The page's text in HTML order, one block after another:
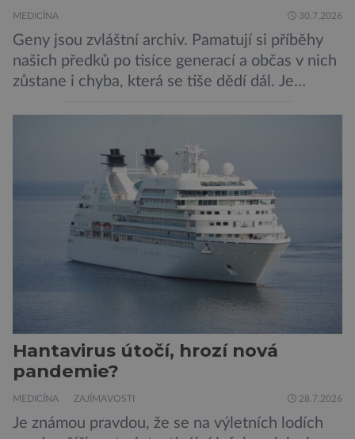
MEDICÍNA 30.7.2026
Geny jsou zvláštní archiv. Pamatují si příběhy
našich předků po tisíce generací a občas v nich
zůstane i chyba, která se tiše dědí dál. Je
jednou rozhodnout o zdraví jeho dítěte. Právě
to je případ řady dědičných onemocnění,
například cystické fibrózy, […]
Hantavirus útočí, hrozí nová
pandemie?
MEDICÍNA ZAJÍMAVOSTI 28.7.2026
Je známou pravdou, že se na výletních lodích